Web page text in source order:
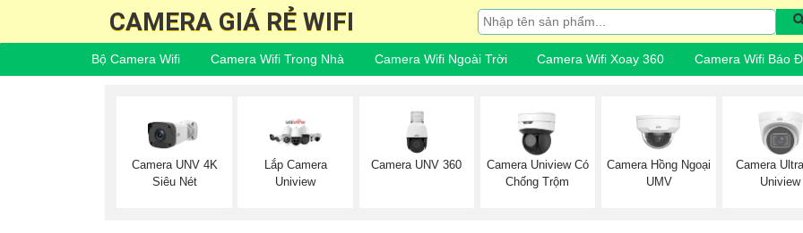
CAMERA GIÁ RẺ WIFI
Bộ Camera Wifi Camera Wifi Trong Nhà Camera Wifi Ngoài Trời Camera Wifi Xoay 360 Camera Wifi Báo
Camera UNV 4K
Siêu Nét
Lắp Camera
Uniview
Camera UNV 360
Camera Uniview Có
Chống Trộm
Camera Hồng Ngoại
UMV
Camera
Uniview